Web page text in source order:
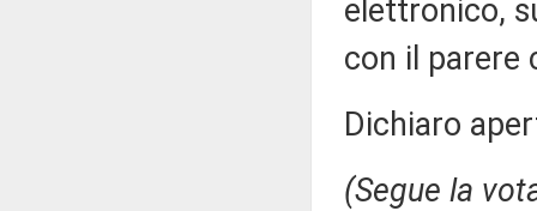
elettronico,
con il parere
Dichiaro
(Segue la